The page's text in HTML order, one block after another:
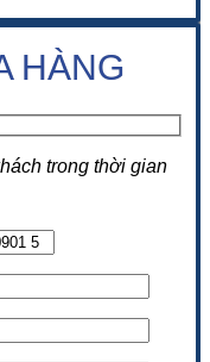
HÀNG
trong thời gian